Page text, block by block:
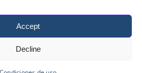
Accept
Decline Todos los derechos